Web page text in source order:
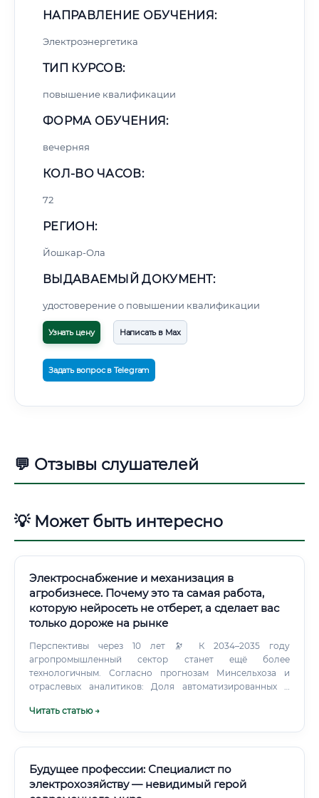
НАПРАВЛЕНИЕ ОБУЧЕНИЯ:
Электроэнергетика
ТИП КУРСОВ:
повышение квалификации
ФОРМА ОБУЧЕНИЯ:
вечерняя
КОЛ-ВО ЧАСОВ:
72
РЕГИОН:
Йошкар-Ола
ВЫДАВАЕМЫЙ ДОКУМЕНТ:
удостоверение о повышении квалификации
Узнать цену Написать в Max
Задать вопрос в Telegram
💬 Отзывы слушателей
💡 Может быть интересно
Электроснабжение и механизация в
агробизнесе. Почему это та самая работа,
которую нейросеть не отберет, а сделает вас
только дороже на рынке
Перспективы через 10 лет 🔭 К 2034–2035 году
агропромышленный сектор станет ещё более
технологичным. Согласно прогнозам Минсельхоза и
отраслевых аналитиков: Доля автоматизированных и
Появятся массовые системы точного земледелия с AI-
электроники и механики, удвоится 🔹 Специалисты,
которые начнут учиться сегодня, к 2030 году будут иметь
5–7 лет опыта — и окажутся в числе тех, кого крупные
Читать статью →
Будущее профессии: Специалист по
электрохозяйству — невидимый герой